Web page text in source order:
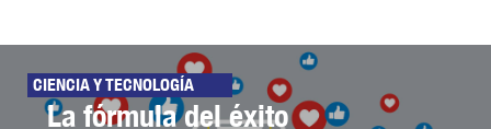
CIENCIA Y TECNOLOGÍA
La fórmula del éxito